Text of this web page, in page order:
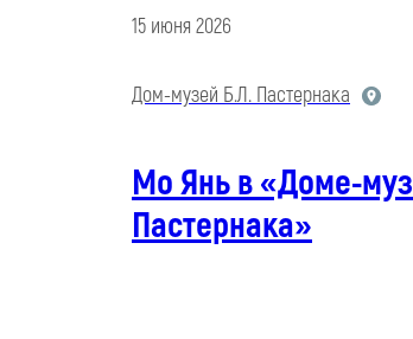
15 июня 2026
Дом-музей Б.Л. Пастернака
Мо Янь в «Доме-
Пастернака»